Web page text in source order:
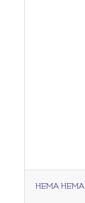
HEMA HEMA